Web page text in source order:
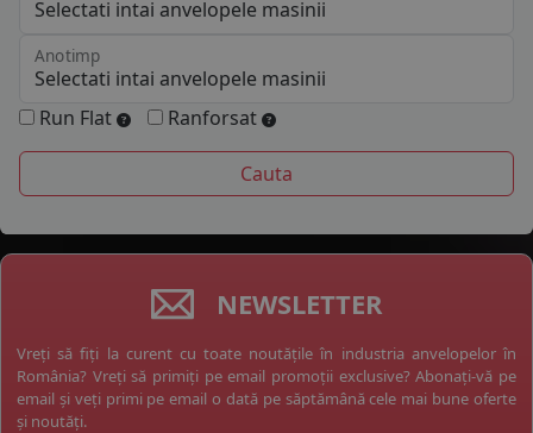
Anotimp
Run Flat Ranforsat
NEWSLETTER
Vreți să fiți la curent cu toate noutățile în industria anvelopelor în
România? Vreți să primiți pe email promoții exclusive? Abonați-vă pe
email și veți primi pe email o dată pe săptămână cele mai bune oferte
și noutăți.